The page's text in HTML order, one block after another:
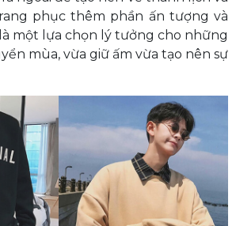
phục thêm phần ấn tượng và
một lựa chọn lý tưởng cho những
mùa, vừa giữ ấm vừa tạo nên sự